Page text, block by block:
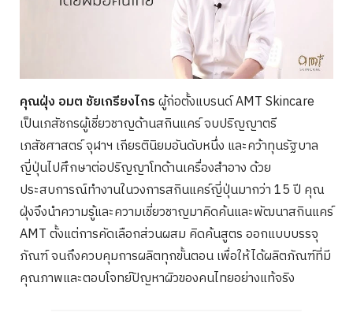
คุณฝุ่ง อมต ชัยเกรียงไกรผู้ก่อตั้งแบรนด์ AMT Skincare
เป็นเภสัชกรผู้เชี่ยวชาญด้านสกินแคร์ จบปริญญาตรี
เภสัชศาสตร์ จุฬาฯ เกียรตินิยมอันดับหนึ่ง และคว้าทุนรัฐบาล
ญี่ปุ่นไปศึกษาต่อปริญญาโทด้านเครื่องสำอาง ด้วย
ประสบการณ์ทำงานในวงการสกินแคร์ญี่ปุ่นมากว่า 15 ปี คุณ
ฝุ่งจึงนำความรู้และความเชี่ยวชาญมาคิดค้นและพัฒนาสกินแคร์
AMT ตั้งแต่การคัดเลือกส่วนผสม คิดค้นสูตร ออกแบบบรรจุ
ภัณฑ์ จนถึงควบคุมการผลิตทุกขั้นตอน เพื่อให้ได้ผลิตภัณฑ์ที่มี
คุณภาพและตอบโจทย์ปัญหาผิวของคนไทยอย่างแท้จริง